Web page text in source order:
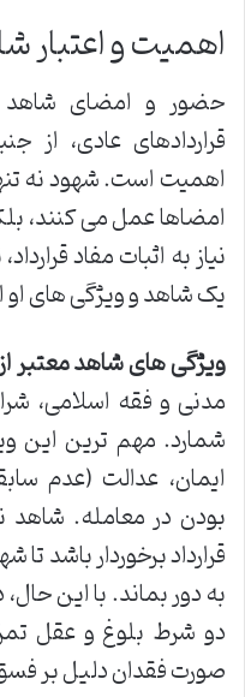
اهمیت و اعتبار
حضور و امضای شاهد
قراردادهای عادی، از
اهمیت است. شهود نه
امضاها عمل می کنند،
نیاز به اثبات مفاد
یک شاهد و ویژگی های
ویژگی های شاهد معتبر
مدنی و فقه اسلامی،
شمارد. مهم ترین این
ایمان، عدالت (عدم
بودن در معامله. شاهد
قرارداد برخوردار باشد
به دور بماند. با این
دو شرط بلوغ و عقل
صورت فقدان دلیل بر